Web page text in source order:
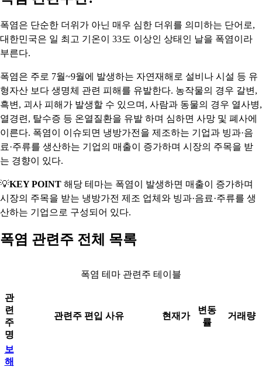
폭염은 단순한 더위가 아닌 매우 심한 더위를 의미하는 단어로,
대한민국은 일 최고 기온이 33도 이상인 상태인 날을 폭염이라
부른다.
폭염은 주로 7월~9월에 발생하는 자연재해로 설비나 시설 등 유
형자산 보다 생명체 관련 피해를 유발한다. 농작물의 경우 갈변,
흑변, 괴사 피해가 발생할 수 있으며, 사람과 동물의 경우 열사병,
열경련, 탈수증 등 온열질환을 유발 하며 심하면 사망 및 폐사에
이른다. 폭염이 이슈되면 냉방가전을 제조하는 기업과 빙과·음
료·주류를 생산하는 기업의 매출이 증가하며 시장의 주목을 받
는 경향이 있다.
💡KEY POINT 해당 테마는 폭염이 발생하면 매출이 증가하며
시장의 주목을 받는 냉방가전 제조 업체와 빙과·음료·주류를 생
산하는 기업으로 구성되어 있다.
폭염 관련주 전체 목록
폭염 테마 관련주 테이블
관
련
주
명
관련주 편입 사유 현재가
변동
률
거래량
보
해